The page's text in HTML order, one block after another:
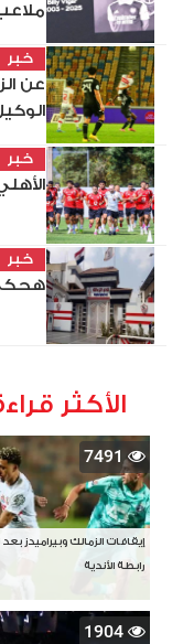
خبر
خبر
خبر
الأكثر
7491
إيقافات الزمالك وبيراميدز بعد
رابطة الأندية
1904